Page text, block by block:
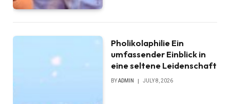
Pholikolaphilie Ein
umfassender Einblick in
eine seltene Leidenschaft
BYADMIN JULY 8, 2026